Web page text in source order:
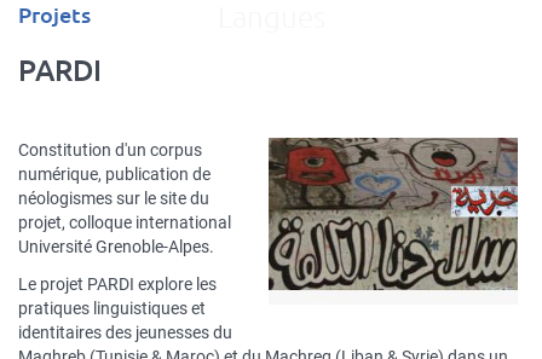
Type
Projets
PARDI
Constitution d'un corpus
numérique, publication de
néologismes sur le site du
projet, colloque international
Université Grenoble-Alpes.
Le projet PARDI explore les
pratiques linguistiques et
identitaires des jeunesses du